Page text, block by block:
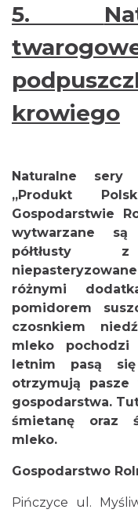
5.
krowiego
Naturalne sery
„Produkt
Gospodarstwie
wytwarzane
półtłusty
różnymi
pomidorem
czosnkiem
mleko
letnim pasą
otrzymują pasze
gospodarstwa.
śmietanę oraz
mleko.
Gospodarstwo
Pińczyce ul.